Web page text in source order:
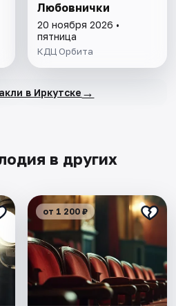
Любовнички
20 ноября 2026 •
пятница
КДЦ Орбита
в Иркутске →
в других
от 1 200 ₽